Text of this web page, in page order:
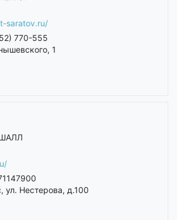
saratov.ru/
770-555
1
ул. Нестерова, д.100